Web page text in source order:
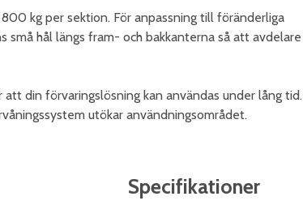
kg per sektion. För anpassning till föränderliga
hål längs fram- och bakkanterna så att avdelare
din förvaringslösning kan användas under lång tid.
utökar användningsområdet.
Specifikationer